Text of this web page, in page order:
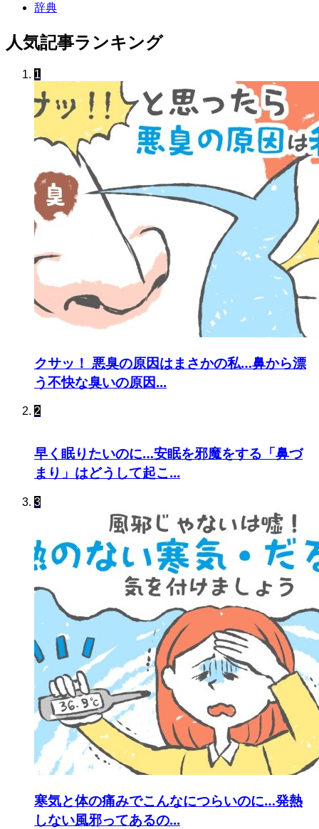
辞典
人気記事ランキング
1
クサッ！ 悪臭の原因はまさかの私…鼻から漂
う不快な臭いの原因...
2
早く眠りたいのに…安眠を邪魔をする「鼻づ
まり」はどうして起こ...
3
寒気と体の痛みでこんなにつらいのに…発熱
しない風邪ってあるの...